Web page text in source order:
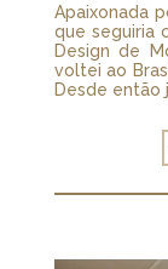
Apaixonada
que seguiria
Design de
voltei ao
Desde então